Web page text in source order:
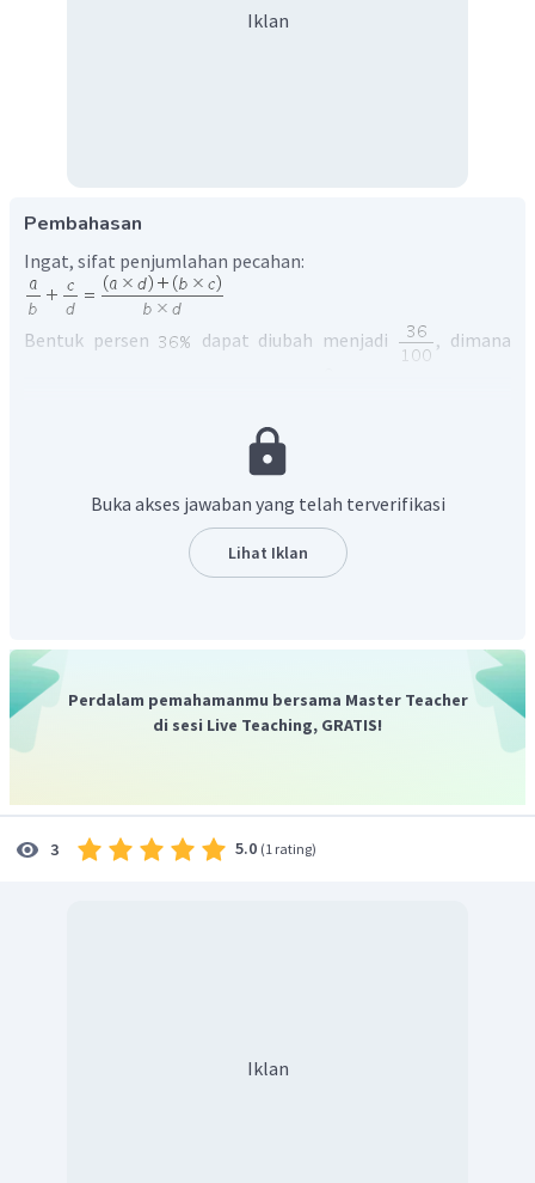
Iklan
Pembahasan
Ingat, sifat penjumlahan pecahan:
Bentuk persen dapat diubah menjadi
, dimana
).
Maka, diperoleh perhitungan:
.
Buka akses jawaban yang telah terverifikasi
Lihat Iklan
Perdalam pemahamanmu bersama Master Teacher
di sesi Live Teaching, GRATIS!
3 5.0 (1 rating)
Iklan